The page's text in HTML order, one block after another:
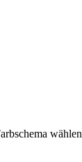
wählen